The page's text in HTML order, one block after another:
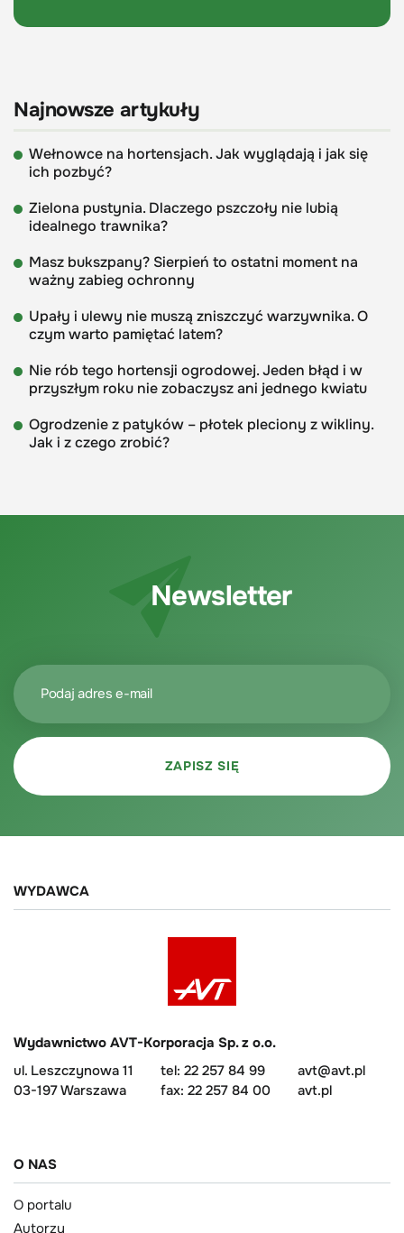
Najnowsze artykuły
Wełnowce na hortensjach. Jak wyglądają i jak się
ich pozbyć?
Zielona pustynia. Dlaczego pszczoły nie lubią
idealnego trawnika?
Masz bukszpany? Sierpień to ostatni moment na
ważny zabieg ochronny
Upały i ulewy nie muszą zniszczyć warzywnika. O
czym warto pamiętać latem?
Nie rób tego hortensji ogrodowej. Jeden błąd i w
przyszłym roku nie zobaczysz ani jednego kwiatu
Ogrodzenie z patyków – płotek pleciony z wikliny.
Jak i z czego zrobić?
Newsletter
WYDAWCA
Wydawnictwo AVT-Korporacja Sp. z o.o.
ul. Leszczynowa 11
03-197 Warszawa
tel: 22 257 84 99
fax: 22 257 84 00
avt@avt.pl
avt.pl
O NAS
O portalu
Autorzy